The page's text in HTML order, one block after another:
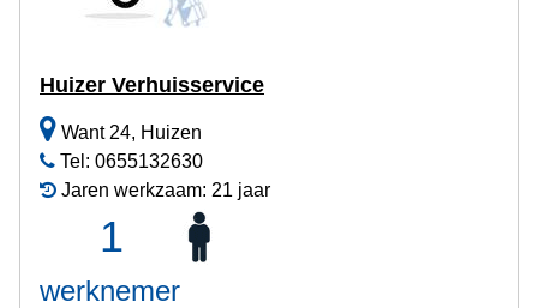
Huizer Verhuisservice
Want 24, Huizen
Tel: 0655132630
Jaren werkzaam: 21 jaar
1
werknemer